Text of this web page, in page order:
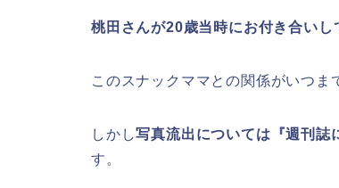
桃田さんが20歳当時にお付き合いし
このスナックママとの関係がいつま
しかし写真流出については『週刊誌
す。